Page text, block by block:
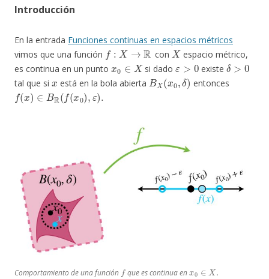
Introducción
En la entrada Funciones continuas en espacios métricos
vimos que una función
f:X→R
con
X
espacio métrico,
es continua en un punto
x 0∈ X
si dado
ε >0
existe
δ>0
tal que si
x
está en la bola abierta
BX(x0,δ)
entonces
f(x )∈BR(f x0), ε).
Comportamiento de una función que es continua en
X.